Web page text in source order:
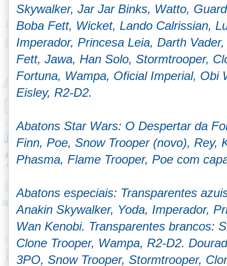
Skywalker, Jar Jar Binks, Watto,
Boba Fett, Wicket, Lando Calrissian,
Imperador, Princesa Leia, Darth
Fett, Jawa, Han Solo, Stormtrooper,
Fortuna, Wampa, Oficial Imperial, Obi
Eisley, R2-D2.
Abatons Star Wars: O Despertar da
Finn, Poe, Snow Trooper (novo), Rey,
Phasma, Flame Trooper, Poe com
Abatons especiais: Transparentes
Anakin Skywalker, Yoda, Imperador,
Wan Kenobi. Transparentes brancos:
Clone Trooper, Wampa, R2-D2.
3PO, Snow Trooper, Stormtrooper,